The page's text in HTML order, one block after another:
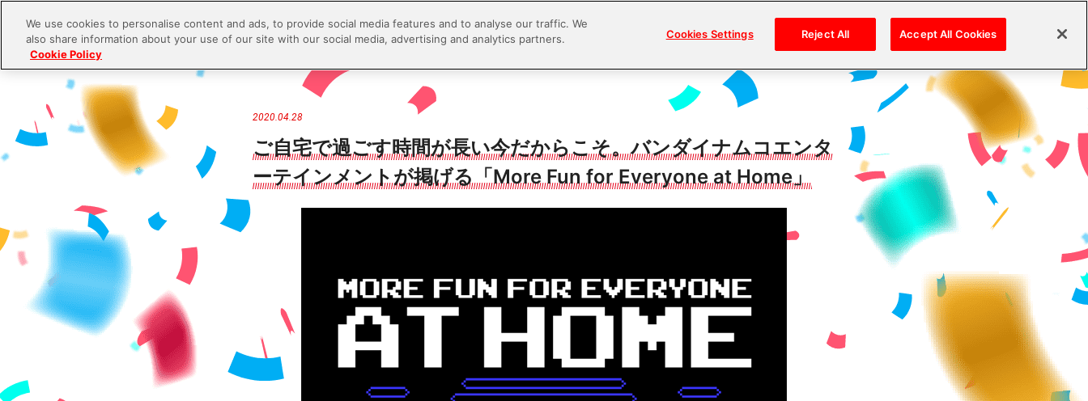
S
t
o
n
2020.04.28
ご自宅で過ごす時間が長い今だからこそ。バンダイナムコエンタ
ーテインメントが掲げる「More Fun for Everyone at Home」
We use cookies to personalise content and ads, to provide social media features and to analyse our traffic. We
also share information about your use of our site with our social media, advertising and analytics partners.
Cookie Policy
Cookies Settings Reject All Accept All Cookies